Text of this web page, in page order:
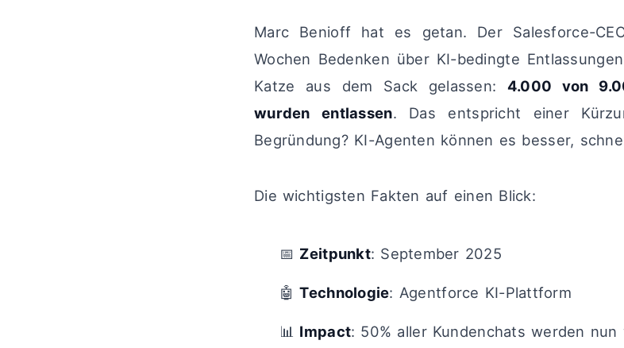
Marc Benioff hat es getan. Der Salesforce-
Wochen Bedenken über KI-bedingte
Katze aus dem Sack gelassen: 4.000 von
wurden entlassen. Das entspricht einer
Begründung? KI-Agenten können es besser,
Die wichtigsten Fakten auf einen Blick:
📅 Zeitpunkt: September 2025
🤖Technologie: Agentforce KI-Plattform
📊 Impact: 50% aller Kundenchats werden